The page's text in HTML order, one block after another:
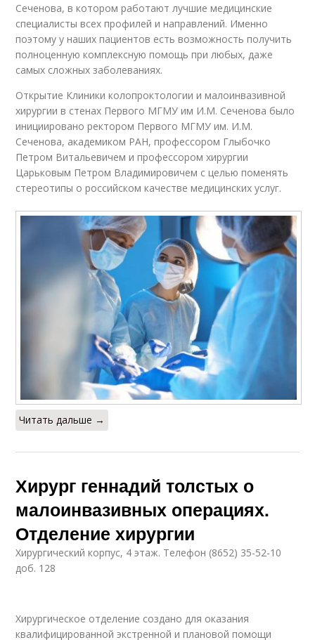
Сеченова, в котором работают лучшие медицинские
специалисты всех профилей и направлений. Именно
поэтому у наших пациентов есть возможность получить
полноценную комплексную помощь при любых, даже
самых сложных заболеваниях.
Открытие Клиники колопроктологии и малоинвазивной
хирургии в стенах Первого МГМУ им И.М. Сеченова было
инициировано ректором Первого МГМУ им. И.М.
Сеченова, академиком РАН, профессором Глыбочко
Петром Витальевичем и профессором хирургии
Царьковым Петром Владимировичем с целью поменять
стереотипы о российском качестве медицинских услуг.
Читать дальше →
Хирург геннадий толстых о
малоинвазивных операциях.
Отделение хирургии
Хирургический корпус, 4 этаж. Телефон (8652) 35-52-10
доб. 128
Хирургическое отделение создано для оказания
квалифицированной экстренной и плановой помощи